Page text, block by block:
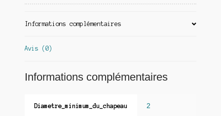
Informations complémentaires
Avis (0)
Informations complémentaires
Diametre_minimum_du_chapeau 2